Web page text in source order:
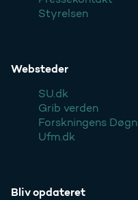
Styrelsen
Websteder
SU.dk
Grib verden
Forskningens Døgn
Ufm.dk
Bliv opdateret